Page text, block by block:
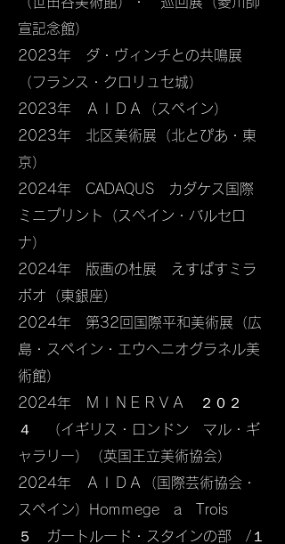
宣記念館）
2023年 ダ・ヴィンチとの共鳴​展
（フランス・クロリュセ城）
2023年 ＡＩＤＡ（スペイン）
2023年 北区美術展（北とぴあ・東
京）​
​2024年 CADAQUS カダケス国際
ミニプリント（スペイン・バルセロ
ナ）
2024年 版画の杜展 えすぱすミラ
ボオ​（東銀座）
2024年 第32回国際平和美術展（広
島・スペイン・エウヘニオグラネル美
術館）
2024年 ＭＩＮＥＲＶＡ ２０２
４ （イギリス・ロンドン マル・ギ
ャラリー）（英国王立美術協会）
2024年 ＡＩＤＡ（国際芸術協会・
スペイン）Homｍege a Trois
５ ガートルード・スタインの部 /１